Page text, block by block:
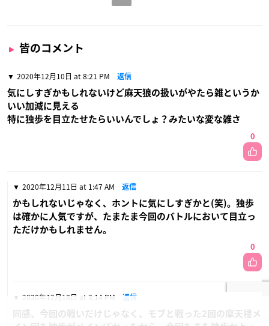
皆のコメント
2020年12月10日 at 8:21 PM 返信
気にしすぎかもしれないけど麻天狼の扱いがやたら雑というか
いい加減に見える
特に独歩を目立たせたらいいんでしょ？みたいな変な雑さ
0
2020年12月11日 at 1:47 AM 返信
かもしれないじゃなく、ホントに気にしすぎかと(笑)。独歩
は確かに人気ですが、たまたま今回のバトルにおいて目立っ
ただけかもしれません。
0
2020年12月18日 at 3:14 PM 返信
同感、今回の戦いだけじゃなく、モブと戦った2回の摩天楼メ